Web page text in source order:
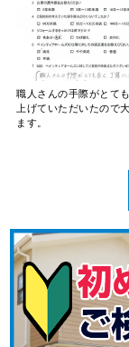
職人さんの手際がとて
上げていただいたので
ます。